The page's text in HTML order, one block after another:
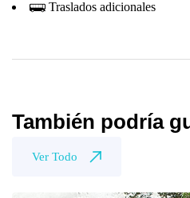
Traslados adicionales
También podría
Ver Todo